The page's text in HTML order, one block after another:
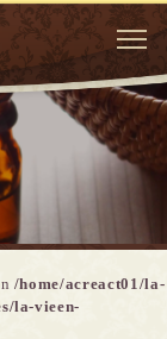
/home/acreact01/la-
la-vieen-